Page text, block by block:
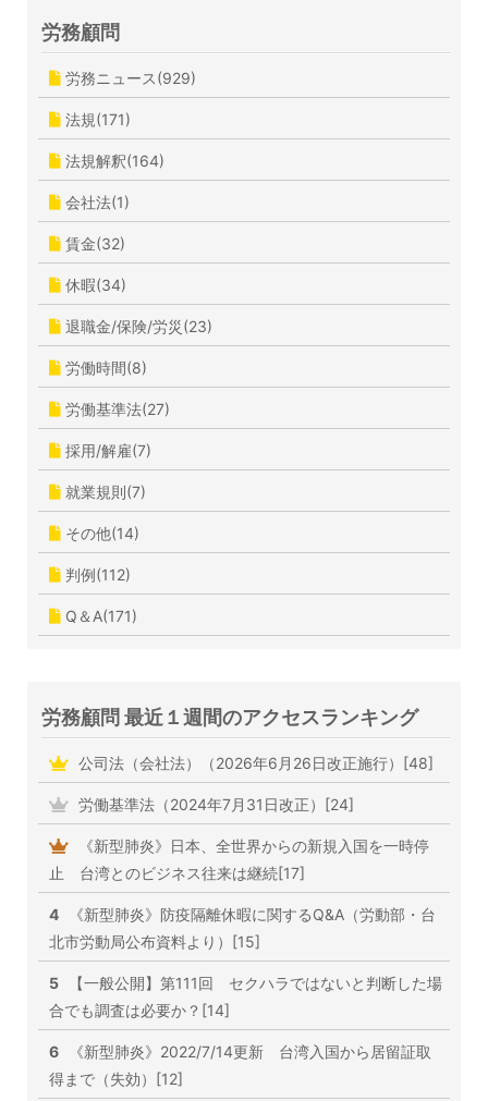
労務顧問
労務ニュース(929)
法規(171)
法規解釈(164)
会社法(1)
賃金(32)
休暇(34)
退職金/保険/労災(23)
労働時間(8)
労働基準法(27)
採用/解雇(7)
就業規則(7)
その他(14)
判例(112)
Q＆A(171)
労務顧問 最近１週間のアクセスランキング
公司法（会社法）（2026年6月26日改正施行）[48]
労働基準法（2024年7月31日改正）[24]
《新型肺炎》日本、全世界からの新規入国を一時停
止 台湾とのビジネス往来は継続[17]
4
《新型肺炎》防疫隔離休暇に関するQ&A（労動部・台
北市労動局公布資料より）[15]
5
【一般公開】第111回 セクハラではないと判断した場
合でも調査は必要か？[14]
6
《新型肺炎》2022/7/14更新 台湾入国から居留証取
得まで（失効）[12]